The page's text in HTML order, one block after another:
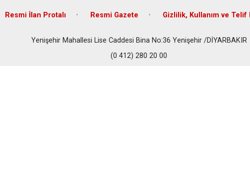
Resmi İlan Protalı Resmi Gazete Gizlilik, Kullanım ve Telif
Yenişehir Mahallesi Lise Caddesi Bina No:36 Yenişehir /DİYARBAKIR
(0 412) 280 20 00